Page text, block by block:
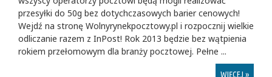
przesyłki do 50g bez dotychczasowych barier cenowych!
Wejdź na stronę Wolnyrynekpocztowy.pl i rozpocznij wielkie
odliczanie razem z InPost! Rok 2013 będzie bez wątpienia
rokiem przełomowym dla branży pocztowej. Pełne ...
WIĘCEJ »